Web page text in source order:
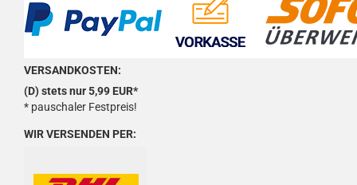
VERSANDKOSTEN:
(D) stets nur 5,99 EUR*
* pauschaler Festpreis!
WIR VERSENDEN PER: